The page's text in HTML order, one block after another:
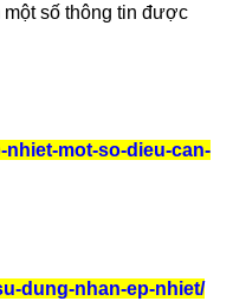
một số thông tin được
mot-so-dieu-can-
dung-nhan-ep-nhiet/